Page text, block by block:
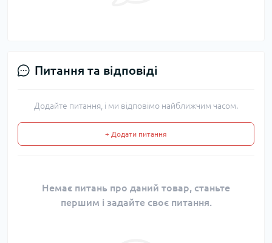
Питання та відповіді
Додайте питання, і ми відповімо найближчим часом.
+ Додати питання
Немає питань про даний товар, станьте
першим і задайте своє питання.